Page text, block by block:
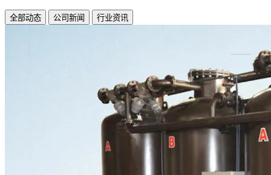
全部动态 公司新闻 行业资讯